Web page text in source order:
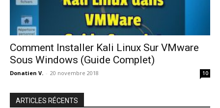
Comment Installer Kali Linux Sur VMware
Sous Windows (Guide Complet)
Donatien V. - 20 novembre 2018 10
ARTICLES RÉCENTS